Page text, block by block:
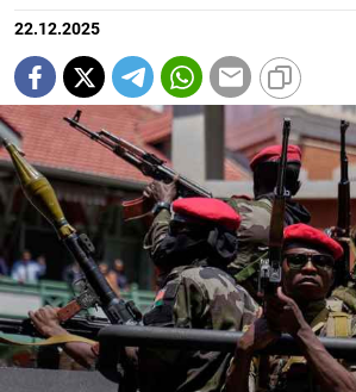
22.12.2025